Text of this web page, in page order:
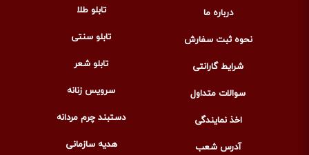
درباره ما
نحوه ثبت سفارش
شرایط گارانتی
سوالات متداول
اخذ نمایندگی
آدرس شعب
تابلو طلا
تابلو سنتی
تابلو شعر
سرویس زنانه
دستبند چرم مردانه
هدیه سازمانی